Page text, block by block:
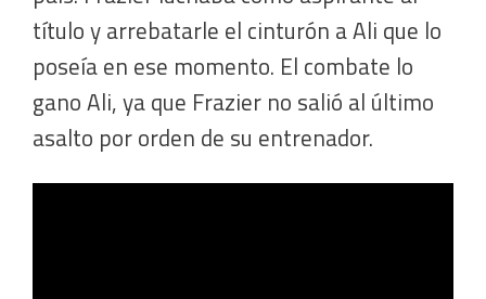
título y arrebatarle el cinturón a Ali que lo
poseía en ese momento. El combate lo
gano Ali, ya que Frazier no salió al último
asalto por orden de su entrenador.